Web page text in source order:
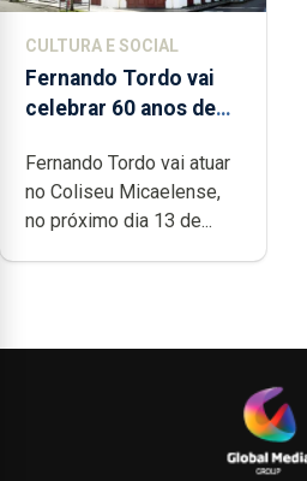
CULTURA E SOCIAL
Fernando Tordo vai
celebrar 60 anos de
Micaelense
Fernando Tordo vai atuar
no Coliseu Micaelense,
no próximo dia 13 de...